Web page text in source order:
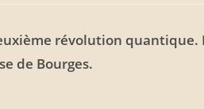
révolution quantique.
de Bourges.